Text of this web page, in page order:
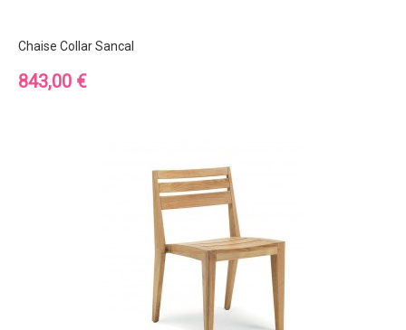
Chaise Collar Sancal
Prix
843,00 €